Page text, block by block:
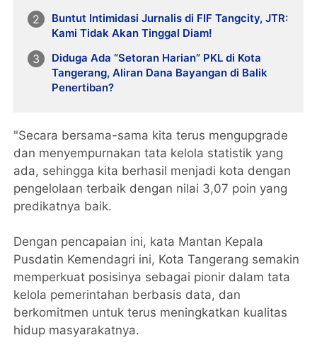
Buntut Intimidasi Jurnalis di FIF Tangcity, JTR:
Kami Tidak Akan Tinggal Diam!
Diduga Ada “Setoran Harian” PKL di Kota
Tangerang, Aliran Dana Bayangan di Balik
Penertiban?
"Secara bersama-sama kita terus mengupgrade
dan menyempurnakan tata kelola statistik yang
ada, sehingga kita berhasil menjadi kota dengan
pengelolaan terbaik dengan nilai 3,07 poin yang
predikatnya baik.
Dengan pencapaian ini, kata Mantan Kepala
Pusdatin Kemendagri ini, Kota Tangerang semakin
memperkuat posisinya sebagai pionir dalam tata
kelola pemerintahan berbasis data, dan
berkomitmen untuk terus meningkatkan kualitas
hidup masyarakatnya.